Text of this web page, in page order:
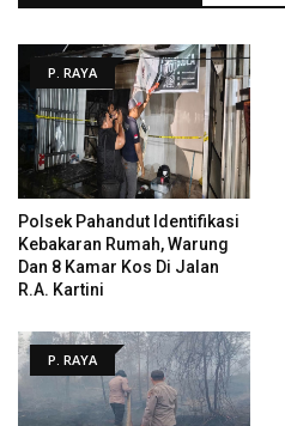
P. RAYA
Polsek Pahandut Identifikasi
Kebakaran Rumah, Warung
Dan 8 Kamar Kos Di Jalan
R.A. Kartini
P. RAYA